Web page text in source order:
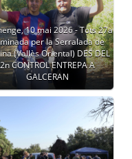
10 mai 2026 - Tots 27a
per la Serralada de
(Vallès Oriental) DES DEL
2n CONTROL ENTREPA A
GALCERAN